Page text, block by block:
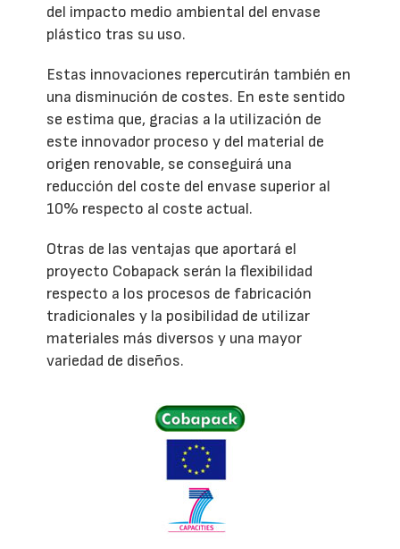
del impacto medio ambiental del envase
plástico tras su uso.
Estas innovaciones repercutirán también en
una disminución de costes. En este sentido
se estima que, gracias a la utilización de
este innovador proceso y del material de
origen renovable, se conseguirá una
reducción del coste del envase superior al
10% respecto al coste actual.
Otras de las ventajas que aportará el
proyecto Cobapack serán la flexibilidad
respecto a los procesos de fabricación
tradicionales y la posibilidad de utilizar
materiales más diversos y una mayor
variedad de diseños.